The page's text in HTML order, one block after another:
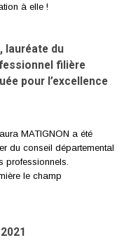
à elle !
lauréate du
filière
pour l’excellence
MATIGNON a été
du conseil départemental
professionnels.
le champ